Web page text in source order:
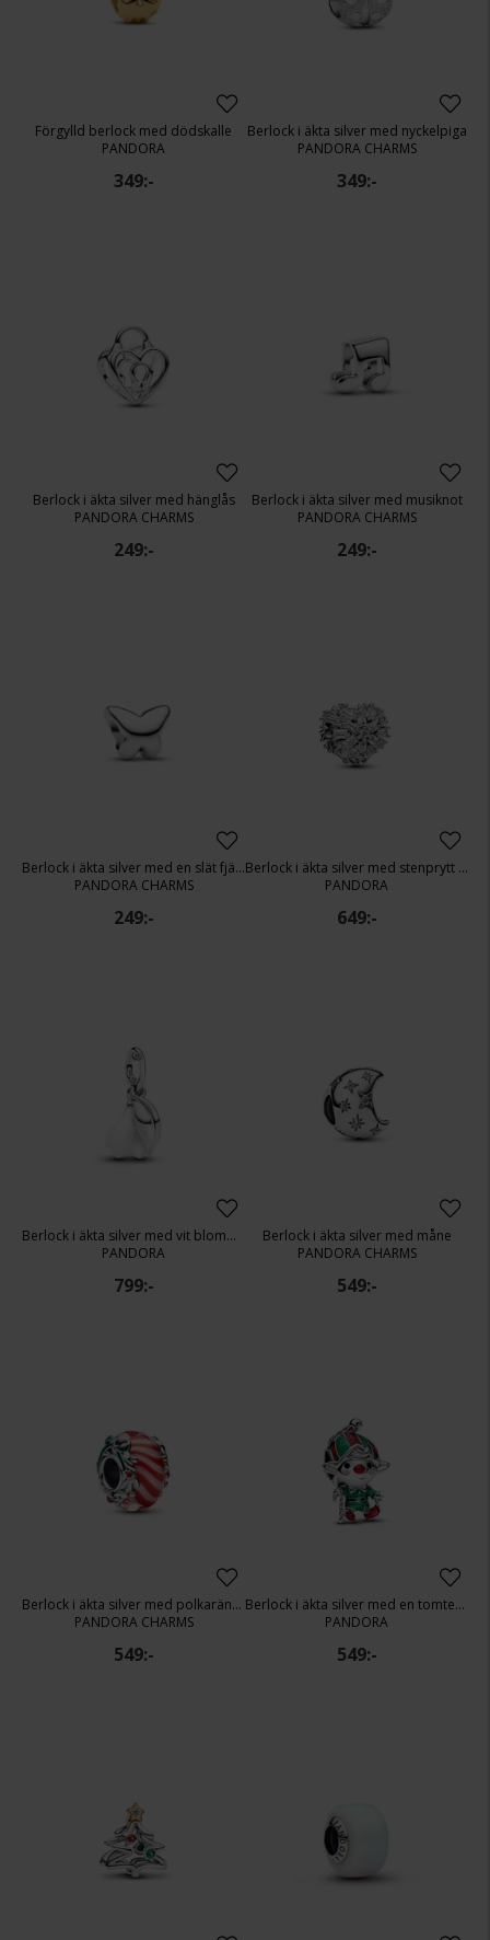
Förgylld berlock med dödskalle
PANDORA
349:-
Berlock i äkta silver med nyckelpiga
PANDORA CHARMS
349:-
Berlock i äkta silver med hänglås
PANDORA CHARMS
249:-
Berlock i äkta silver med musiknot
PANDORA CHARMS
249:-
Berlock i äkta silver med en slät fjäril
PANDORA CHARMS
249:-
Berlock i äkta silver med stenprytt hjärta
PANDORA
649:-
Berlock i äkta silver med vit blomma
PANDORA
799:-
Berlock i äkta silver med måne
PANDORA CHARMS
549:-
Berlock i äkta silver med polkaränder
PANDORA CHARMS
549:-
Berlock i äkta silver med en tomtenisse
PANDORA
549:-